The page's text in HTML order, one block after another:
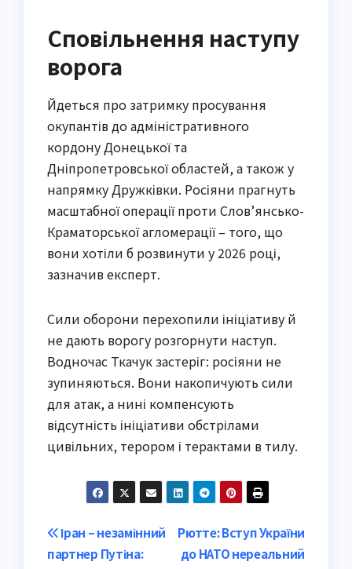
Сповільнення наступу
ворога
Йдеться про затримку просування
окупантів до адміністративного
кордону Донецької та
Дніпропетровської областей, а також у
напрямку Дружківки. Росіяни прагнуть
масштабної операції проти Слов’янсько-
Краматорської агломерації – того, що
вони хотіли б розвинути у 2026 році,
зазначив експерт.
Сили оборони перехопили ініціативу й
не дають ворогу розгорнути наступ.
Водночас Ткачук застеріг: росіяни не
зупиняються. Вони накопичують сили
для атак, а нині компенсують
відсутність ініціативи обстрілами
цивільних, терором і терактами в тилу.
Post
Рютте: Вступ України
до НАТО нереальний
Іран – незамінний
партнер Путіна: